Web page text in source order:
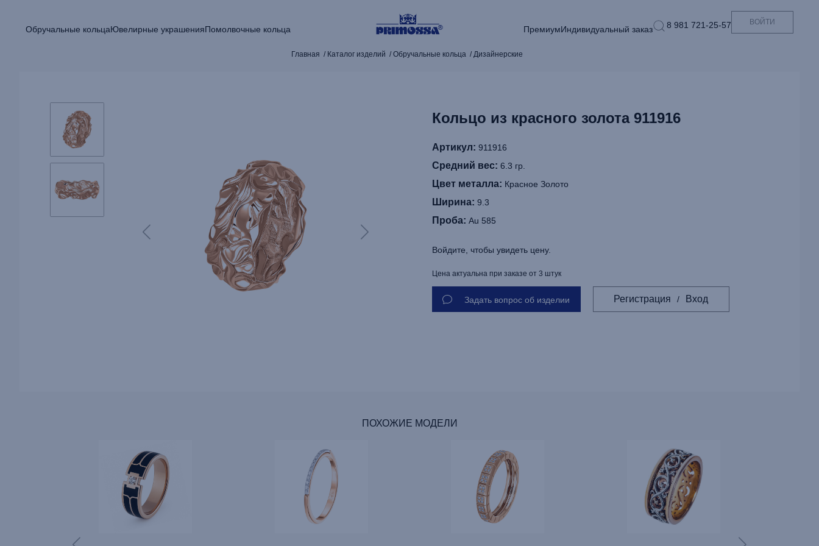
Обручальные кольцаЮвелирные украшенияПомолвочные кольца ПремиумИндивидуальный заказ 8 981 721-25-57 ВОЙТИ
Главная Каталог изделий Обручальные кольца Дизайнерские
Кольцо из красного золота 911916
Артикул: 911916
Средний вес: 6.3 гр.
Цвет металла: Красное Золото
Ширина: 9.3
Проба: Au 585
Войдите, чтобы увидеть цену.
Цена актуальна при заказе от 3 штук
Задать вопрос об изделии Регистрация / Вход
ПОХОЖИЕ МОДЕЛИ